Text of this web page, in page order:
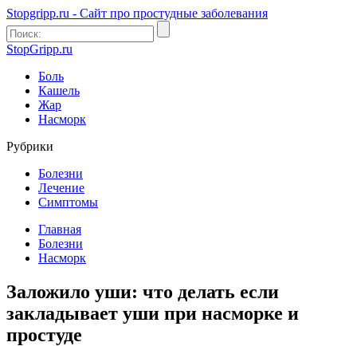
Stopgripp.ru - Cайт про простудные заболевания
StopGripp.ru
Боль
Кашель
Жар
Насморк
Рубрики
Болезни
Лечение
Симптомы
Главная
Болезни
Насморк
Заложило уши: что делать если
закладывает уши при насморке и
простуде